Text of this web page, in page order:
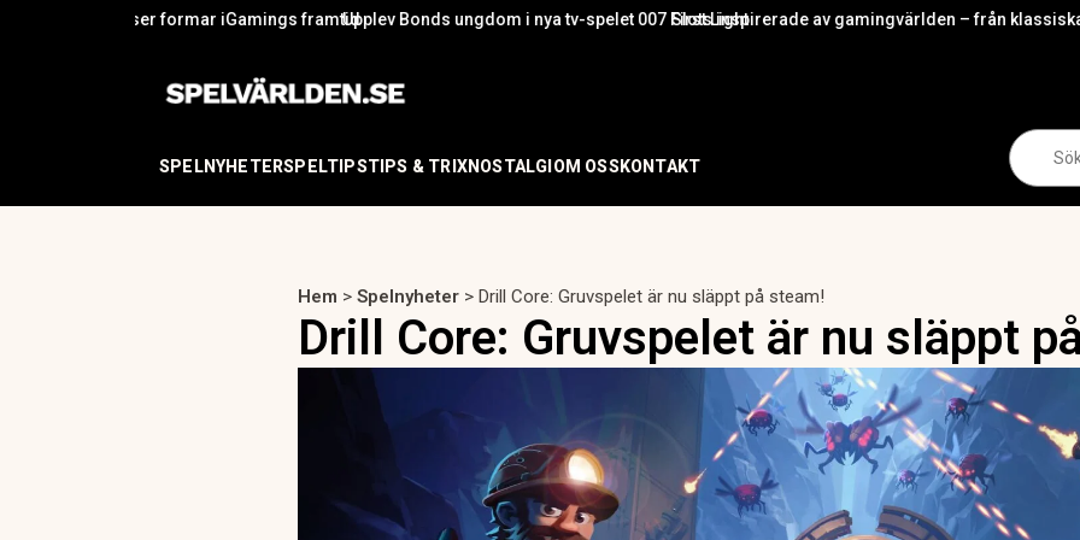
iGamings framtidUpplev Bonds ungdom i nya tv-spelet 007 First LightSlots inspirerade av gamingvärlden – från klassiska titlar till episkaLive
SPELNYHETERSPELTIPSTIPS & TRIXNOSTALGIOM OSSKONTAKT
for:
Hem > Spelnyheter > Drill Core: Gruvspelet är nu släppt på steam!
Drill Core: Gruvspelet är nu släppt